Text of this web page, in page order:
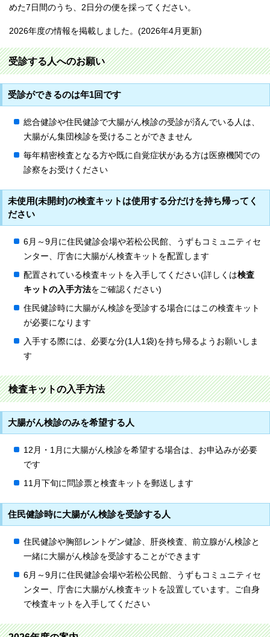
めた7日間のうち、2日分の便を採ってください。
2026年度の情報を掲載しました。(2026年4月更新)
受診する人へのお願い
受診ができるのは年1回です
総合健診や住民健診で大腸がん検診の受診が済んでいる人は、
大腸がん集団検診を受けることができません
毎年精密検査となる方や既に自覚症状がある方は医療機関での
診察をお受けください
未使用(未開封)の検査キットは使用する分だけを持ち帰ってく
ださい
6月～9月に住民健診会場や若松公民館、うずもコミュニティセ
ンター、庁舎に大腸がん検査キットを配置します
配置されている検査キットを入手してください(詳しくは検査
キットの入手方法をご確認ください)
住民健診時に大腸がん検診を受診する場合にはこの検査キット
が必要になります
入手する際には、必要な分(1人1袋)を持ち帰るようお願いしま
す
検査キットの入手方法
大腸がん検診のみを希望する人
12月・1月に大腸がん検診を希望する場合は、お申込みが必要
です
11月下旬に問診票と検査キットを郵送します
住民健診時に大腸がん検診を受診する人
住民健診や胸部レントゲン健診、肝炎検査、前立腺がん検診と
一緒に大腸がん検診を受診することができます
6月～9月に住民健診会場や若松公民館、うずもコミュニティセ
ンター、庁舎に大腸がん検査キットを設置しています。ご自身
で検査キットを入手してください